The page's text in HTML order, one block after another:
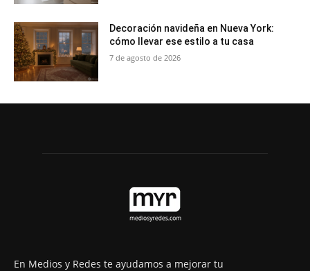
Decoración navideña en Nueva York:
cómo llevar ese estilo a tu casa
7 de agosto de 2026
En Medios y Redes te ayudamos a mejorar tu